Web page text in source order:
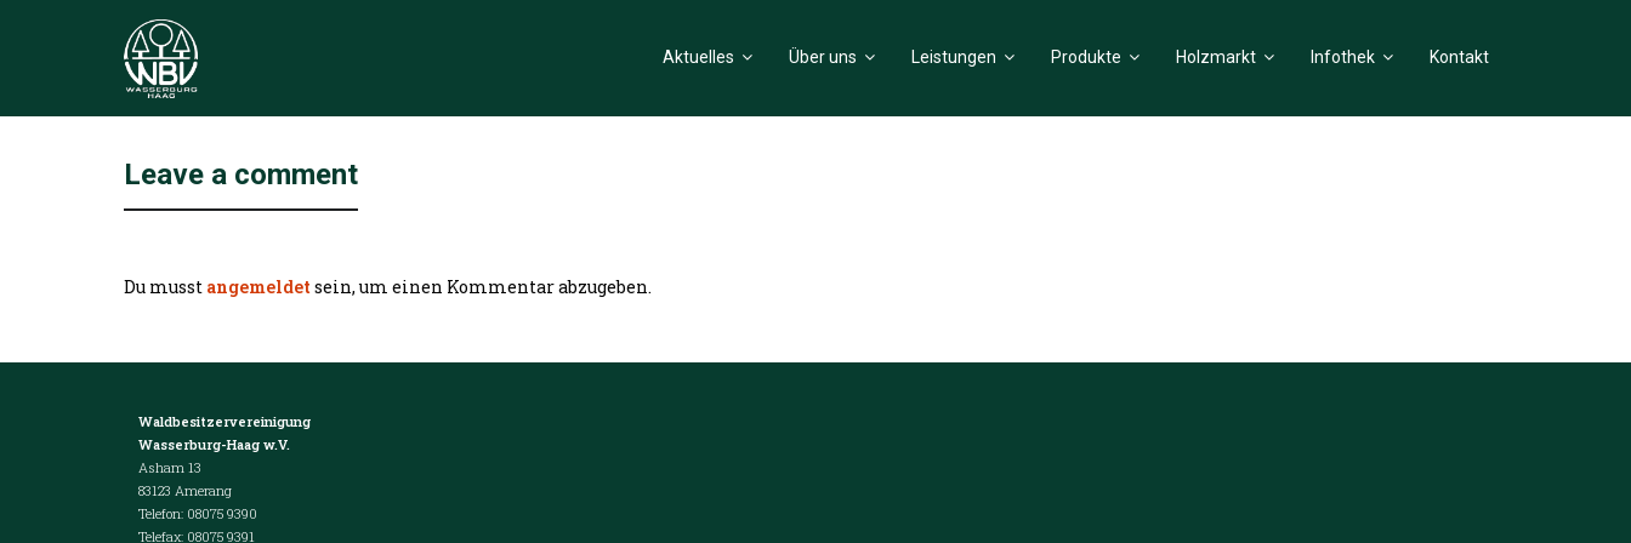
Aktuelles Über uns Leistungen Produkte Holzmarkt Infothek Kontakt
Leave a comment
Du musst angemeldetsein, um einen Kommentar abzugeben.
Waldbesitzervereinigung
Wasserburg-Haag w.V.
Asham 13
83123 Amerang
Telefon: 08075 9390
Telefax: 08075 9391